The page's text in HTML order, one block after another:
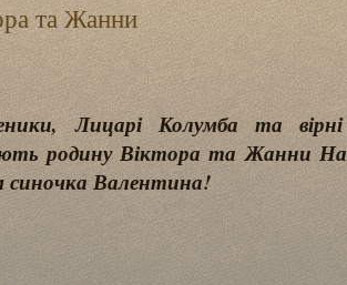
та Жанни
Лицарі Колумба та
родину Віктора та Жанни
Валентина!